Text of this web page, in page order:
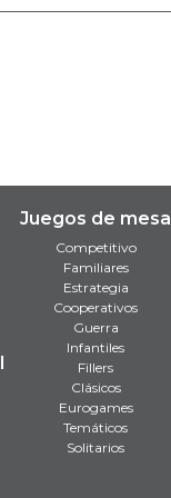
Juegos de mesa
Competitivo
Familiares
Estrategia
Cooperativos
Guerra
Infantiles
Fillers
Clásicos
Eurogames
Temáticos
Solitarios